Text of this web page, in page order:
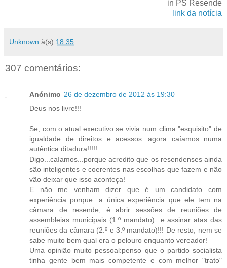
in PS Resende
link da notícia
Unknown à(s) 18:35
307 comentários:
Anónimo 26 de dezembro de 2012 às 19:30
Deus nos livre!!!
Se, com o atual executivo se vivia num clima "esquisito" de
igualdade de direitos e acessos...agora caíamos numa
autêntica ditadura!!!!!
Digo...caíamos...porque acredito que os resendenses ainda
são inteligentes e coerentes nas escolhas que fazem e não
vão deixar que isso aconteça!
E não me venham dizer que é um candidato com
experiência porque...a única experiência que ele tem na
câmara de resende, é abrir sessões de reuniões de
assembleias municipais (1.º mandato)...e assinar atas das
reuniões da câmara (2.º e 3.º mandato)!!! De resto, nem se
sabe muito bem qual era o pelouro enquanto vereador!
Uma opinião muito pessoal:penso que o partido socialista
tinha gente bem mais competente e com melhor "trato"